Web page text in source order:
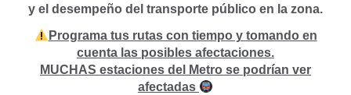
y el desempeño del transporte público en la zona.
Programa tus rutas con tiempo y tomando en
cuenta las posibles afectaciones.
MUCHAS estaciones del Metro se podrían ver
afectadas